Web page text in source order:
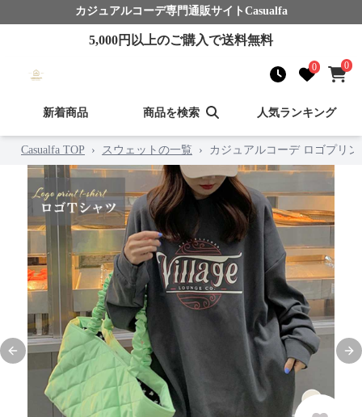
カジュアルコーデ専門通販サイト Casualfa
5,000円以上のご購入で送料無料
0 0
新着商品 商品を検索 人気ランキング
Casualfa TOP › スウェットの一覧 › カジュアルコーデ ロゴプリ
Previous slide